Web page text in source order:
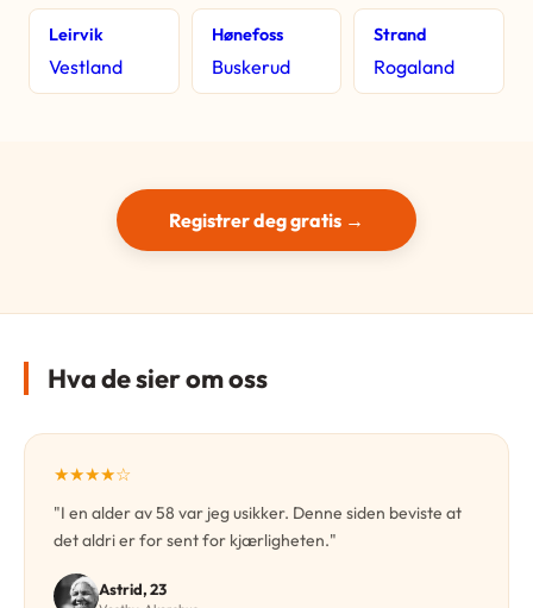
Leirvik
Vestland
Hønefoss
Buskerud
Strand
Rogaland
Registrer deg gratis →
Hva de sier om oss
★★★★☆
"I en alder av 58 var jeg usikker. Denne siden beviste at
det aldri er for sent for kjærligheten."
Astrid, 23